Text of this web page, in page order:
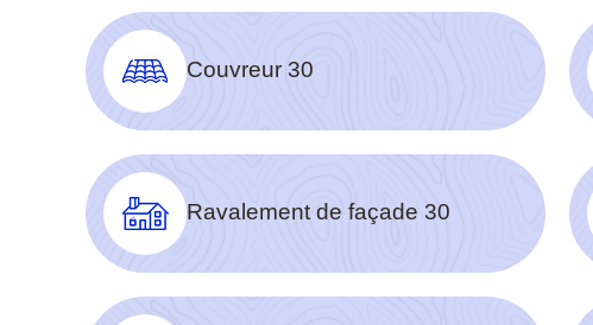
Couvreur 30
Ravalement de façade 30